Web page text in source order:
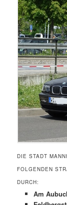
DIE STADT
FOLGENDEN
URCH:
Am